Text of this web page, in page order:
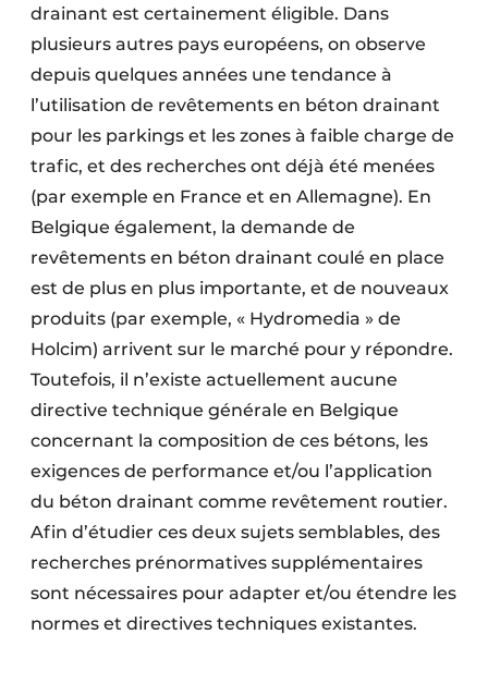
drainant est certainement éligible. Dans
plusieurs autres pays européens, on observe
depuis quelques années une tendance à
l’utilisation de revêtements en béton drainant
pour les parkings et les zones à faible charge de
trafic, et des recherches ont déjà été menées
(par exemple en France et en Allemagne). En
Belgique également, la demande de
revêtements en béton drainant coulé en place
est de plus en plus importante, et de nouveaux
produits (par exemple, « Hydromedia » de
Holcim) arrivent sur le marché pour y répondre.
Toutefois, il n’existe actuellement aucune
directive technique générale en Belgique
concernant la composition de ces bétons, les
exigences de performance et/ou l’application
du béton drainant comme revêtement routier.
Afin d’étudier ces deux sujets semblables, des
recherches prénormatives supplémentaires
sont nécessaires pour adapter et/ou étendre les
normes et directives techniques existantes.